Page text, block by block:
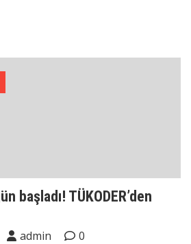
başladı! TÜKODER’den
admin
0